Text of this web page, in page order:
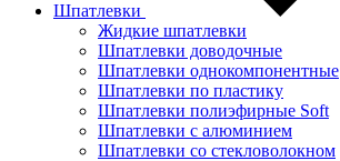
Шпатлевки
Жидкие шпатлевки
Шпатлевки доводочные
Шпатлевки однокомпонентные
Шпатлевки по пластику
Шпатлевки полиэфирные Soft
Шпатлевки с алюминием
Шпатлевки со стекловолокном